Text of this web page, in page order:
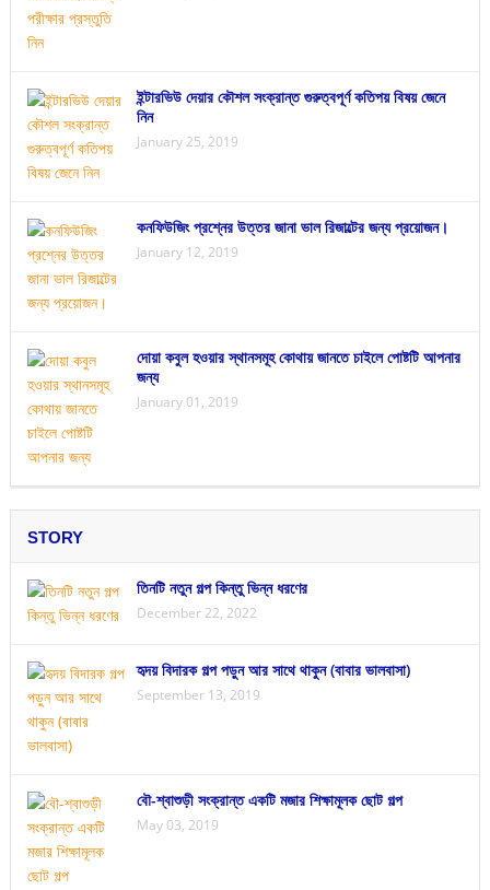
ইন্টারভিউ দেয়ার কৌশল সংক্রান্ত গুরুত্বপূর্ণ কতিপয় বিষয় জেনে
নিন
January 25, 2019
কনফিউজিং প্রশ্নের উত্তর জানা ভাল রিজাল্টের জন্য প্রয়োজন।
January 12, 2019
দোয়া কবুল হওয়ার স্থানসমূহ কোথায় জানতে চাইলে পোষ্টটি আপনার
জন্য
January 01, 2019
STORY
তিনটি নতুন গল্প কিন্তু ভিন্ন ধরণের
December 22, 2022
হৃদয় বিদারক গল্প পড়ুন আর সাথে থাকুন (বাবার ভালবাসা)
September 13, 2019
বৌ-শ্বাশুড়ী সংক্রান্ত একটি মজার শিক্ষামূলক ছোট গল্প
May 03, 2019